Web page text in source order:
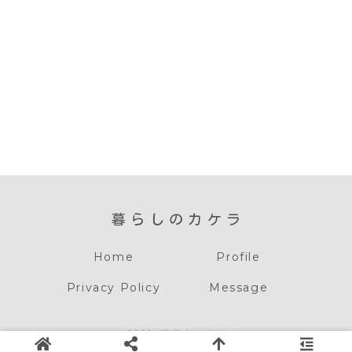
暮らしのカケラ
Home Profile
Privacy Policy Message
© 2022 暮らしのカケラ